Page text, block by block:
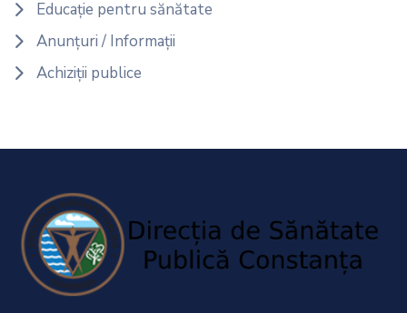
Educație pentru sănătate
Anunțuri / Informații
Achiziții publice